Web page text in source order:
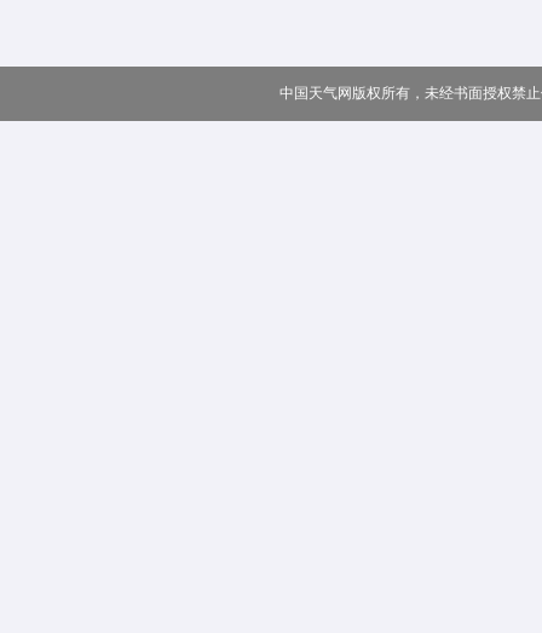
中国天气网版权所有，未经书面授权